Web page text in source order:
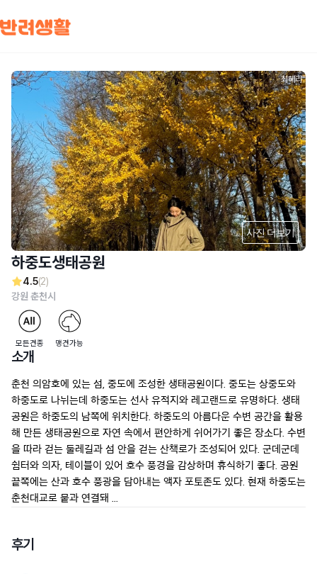
최혜리
사진 더보기
하중도생태공원
4.5(2)
강원 춘천시
모든견종 맹견가능
소개
춘천 의암호에 있는 섬, 중도에 조성한 생태공원이다. 중도는 상중도와
하중도로 나뉘는데 하중도는 선사 유적지와 레고랜드로 유명하다. 생태
공원은 하중도의 남쪽에 위치한다. 하중도의 아름다운 수변 공간을 활용
해 만든 생태공원으로 자연 속에서 편안하게 쉬어가기 좋은 장소다. 수변
을 따라 걷는 둘레길과 섬 안을 걷는 산책로가 조성되어 있다. 군데군데
쉼터와 의자, 테이블이 있어 호수 풍경을 감상하며 휴식하기 좋다. 공원
끝쪽에는 산과 호수 풍광을 담아내는 액자 포토존도 있다. 현재 하중도는
춘천대교로 뭍과 연결돼 ...
후기